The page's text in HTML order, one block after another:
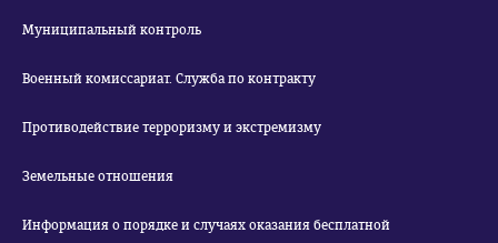
Муниципальный контроль
Военный комиссариат. Служба по контракту
Противодействие терроризму и экстремизму
Земельные отношения
Информация о порядке и случаях оказания бесплатной